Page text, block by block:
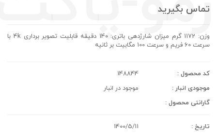
تماس بگيريد
وزن: 1172 گرم میزان شارژدهی باتری: 140 دقیقه قابلیت تصویر برداری 4k با
سرعت 60 فریم و سرعت 100 مگابیت بر ثانیه
کد محصول :
148844
موجودی انبار :
موجود در انبار
گارانتی محصول :
تاریخ :
1400/5/11